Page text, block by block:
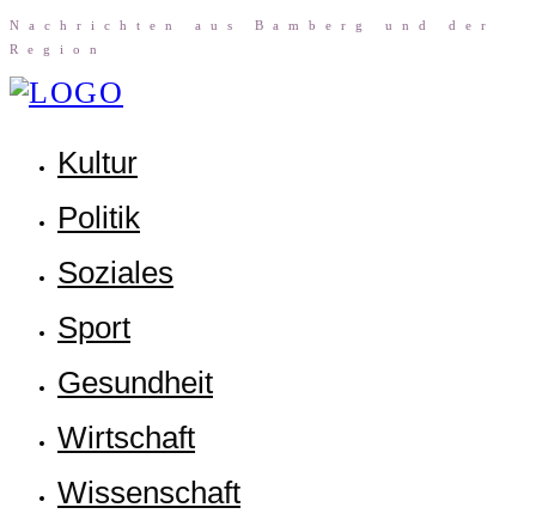
Nach­rich­ten aus Bam­berg und der
Region
Kul­tur
Poli­tik
Sozia­les
Sport
Gesund­heit
Wirt­schaft
Wis­sen­schaft